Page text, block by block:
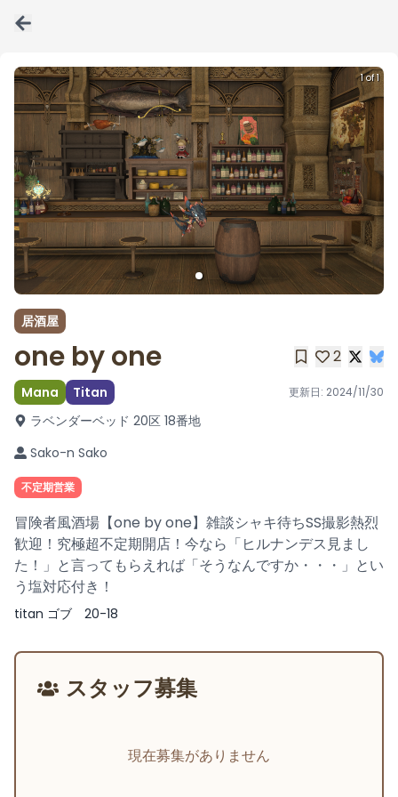
1 of 1
居酒屋
one by one 2
Mana Titan 更新日: 2024/11/30
ラベンダーベッド 20区 18番地
Sako-n Sako
不定期営業
冒険者風酒場【one by one】雑談シャキ待ちSS撮影熱烈
歓迎！究極超不定期開店！今なら「ヒルナンデス見まし
た！」と言ってもらえれば「そうなんですか・・・」とい
う塩対応付き！
titan ゴブ 20-18
スタッフ募集
現在募集がありません